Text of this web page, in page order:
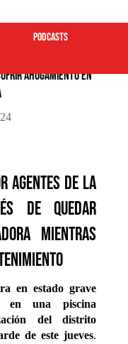
podcasts
ahogamiento en
agentes de la
de quedar
mientras
en estado grave
en una piscina
del distrito
de este jueves.